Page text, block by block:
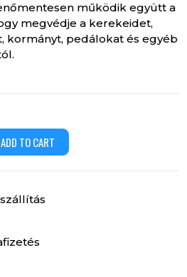
működik együtt a
megvédje a kerekeidet,
kormányt, pedálokat és egyéb
ADD TO CART